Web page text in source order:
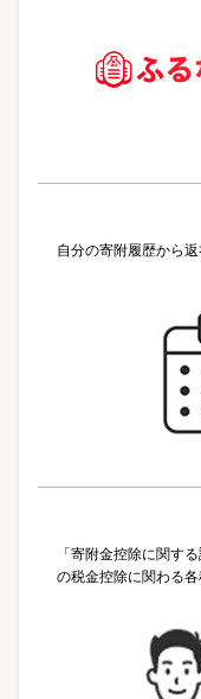
自分の寄附履歴から
「寄附金控除に関す
の税金控除に関わる